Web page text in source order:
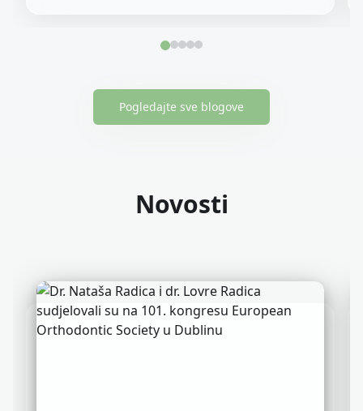
Pogledajte sve blogove
Novosti